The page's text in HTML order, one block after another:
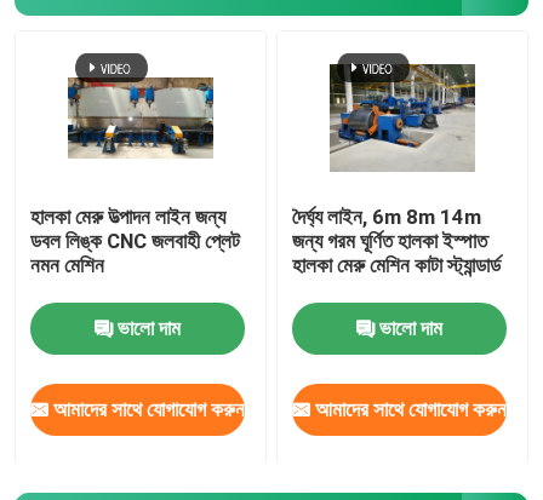
রক্ষণ রোল বিরচন মেশিন
জলবাহী গা থেকে লোম ছাঁটা মেশিন
শট ব্লাস্টিং মেশিন
মেরু সোজা করার মেশিন
হালকা মেরু উত্পাদন লাইন জন্য
ডবল লিঙ্ক CNC জলবাহী প্লেট
নমন মেশিন
ভালো দাম
আমাদের সাথে যোগাযোগ করুন
দৈর্ঘ্য লাইন, 6m 8m 14m
জন্য গরম ঘূর্ণিত হালকা ইস্পাত
হালকা মেরু মেশিন কাটা স্ট্যান্ডার্ড
ভালো দাম
আমাদের সাথে যোগাযোগ করুন